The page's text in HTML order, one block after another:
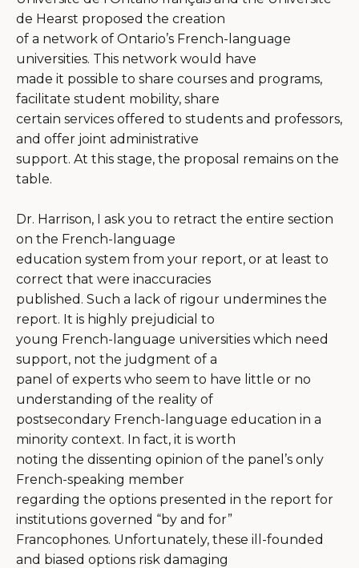
de Hearst proposed the creation
of a network of Ontario’s French-language
universities. This network would have
made it possible to share courses and programs,
facilitate student mobility, share
certain services offered to students and professors,
and offer joint administrative
support. At this stage, the proposal remains on the
table.
Dr. Harrison, I ask you to retract the entire section
on the French-language
education system from your report, or at least to
correct that were inaccuracies
published. Such a lack of rigour undermines the
report. It is highly prejudicial to
young French-language universities which need
support, not the judgment of a
panel of experts who seem to have little or no
understanding of the reality of
postsecondary French-language education in a
minority context. In fact, it is worth
noting the dissenting opinion of the panel’s only
French-speaking member
regarding the options presented in the report for
institutions governed “by and for”
Francophones. Unfortunately, these ill-founded
and biased options risk damaging